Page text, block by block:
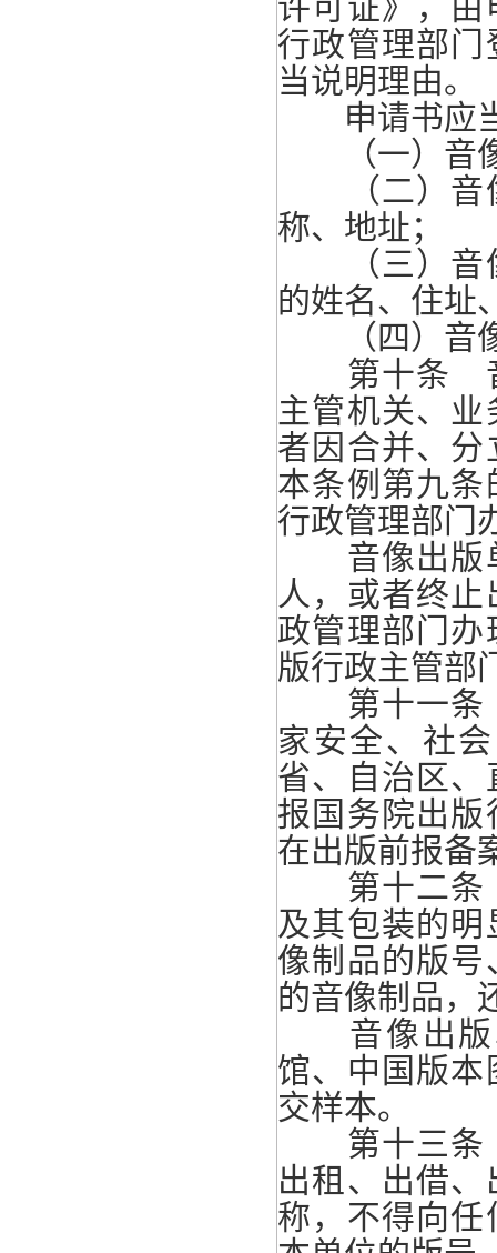
行政管理部
当说明理由。
申请书应当
（一）音像
（二）音像
称、地址；
（三）音像
的姓名、住址
（四）音像
第十条 音
主管机关、
者因合并、
本条例第九
行政管理部门
音像出版单
人，或者终
政管理部门
版行政主管部
第十一条
家安全、社
省、自治区
报国务院出
在出版前报备
第十二条
及其包装的
像制品的版
的音像制品，
音像出版
馆、中国版
交样本。
第十三条
出租、出借
称，不得向